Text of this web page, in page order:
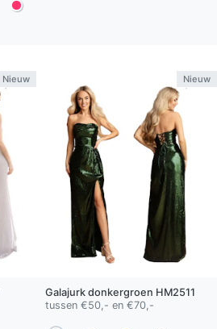
Nieuw Nieuw
Galajurk donkergroen HM2511
tussen €50,- en €70,-